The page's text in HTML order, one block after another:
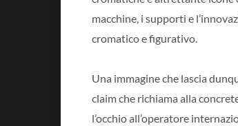
macchine, i supporti e
cromatico e figurativo.
Una immagine che lascia
claim che richiama alla
l’occhio all’operatore